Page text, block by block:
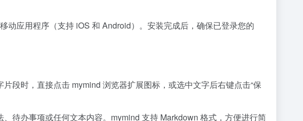
动应用程序（支持 iOS 和 Android）。安装完成后，确保已登录您的
段时，直接点击 mymind 浏览器扩展图标，或选中文字后右键点击“保
待办事项或任何文本内容。mymind 支持 Markdown 格式，方便进行简